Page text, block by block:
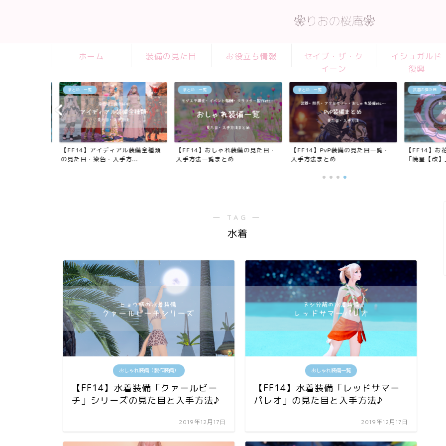
ホーム 装備の見た目 お役立ち情報
セイブ・ザ・ク
イーン
イシュガルド
復興
まとめ・一覧
【FF14】アイディアル装備全種類
の見た目・染色・入手方...
まとめ・一覧
【FF14】おしゃれ装備の見た目・
入手方法一覧まとめ
まとめ・一覧
【FF14】PvP装備の見た目一覧・
入手方法まとめ
武器の見た目
【FF14】お花
「暁星【改】
― TAG ―
水着
おしゃれ装備（製作装備）
【FF14】水着装備「クァールビー
チ」シリーズの見た目と入手方法♪
2019年12月17日
おしゃれ装備一覧
【FF14】水着装備「レッドサマー
パレオ」の見た目と入手方法♪
2019年12月17日